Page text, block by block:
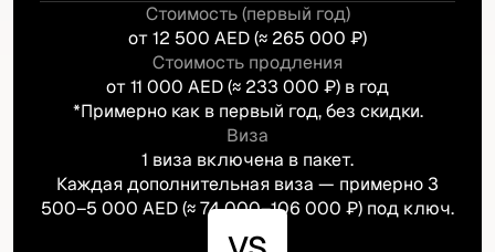
Стоимость (первый год)
от 12 500 AED (≈ 265 000 ₽)
Стоимость продления
от 11 000 AED (≈ 233 000 ₽) в год
*Примерно как в первый год, без скидки.
Виза
1 виза включена в пакет.
Каждая дополнительная виза — примерно 3
500–5 000 AED (≈ 74 000–106 000 ₽) под ключ.